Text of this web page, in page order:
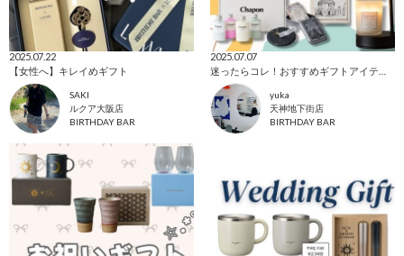
2025.07.22
【女性へ】キレイめギフト
SAKI
ルクア大阪店
BIRTHDAY BAR
2025.07.07
yuka
天神地下街店
BIRTHDAY BAR